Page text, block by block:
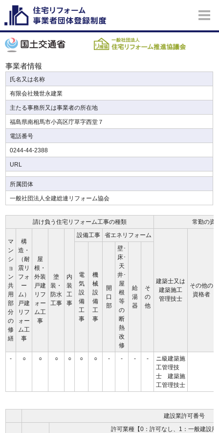
事業者情報
氏名又は名称
有限会社幾世永建業
主たる事務所又は事業者の所在地
福島県南相馬市小高区庁草字西堂７
電話番号
0244-44-2388
URL
所属団体
一般社団法人全建総連リフォーム協会
請け負う住宅リフォーム工事の種類 常勤の資
マ
ン
シ
ョ
ン
共
用
部
分
の
修
繕
構
造・
（耐
震リ
フォ
ー
ム）
戸建
リフ
ォー
ム工
事
屋
根・
外装
戸建
リフ
ォー
ム工
事
塗
装・
防水
工事
内
装
工
事
設備工事 省エネリフォーム
建築士又は
建築施工
管理技士
その他の
資格者
電
気
設
備
工
事
機
械
設
備
工
事
開
口
部
壁･
床･
天
井･
屋
根
等
の
断
熱
改
修
給
湯
器
そ
の
他
- ○ ○ ○ ○ ○ ○ - - - -
ニ級建築施
工管理技
士 建築施
工管理技士
建設業許可番号
許可業種【0：許可なし、1：一般建設